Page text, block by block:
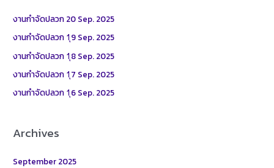
h
:
งานกำจัดปลวก 20 Sep. 2025
งานกำจัดปลวก 1ุ9 Sep. 2025
งานกำจัดปลวก 1ุ8 Sep. 2025
งานกำจัดปลวก 1ุ7 Sep. 2025
งานกำจัดปลวก 1ุ6 Sep. 2025
Archives
September 2025